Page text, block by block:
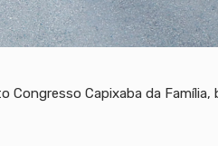
Congresso Capixaba da